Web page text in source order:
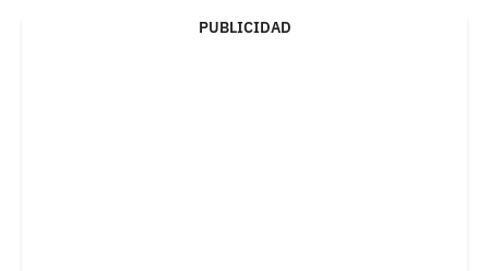
PUBLICIDAD